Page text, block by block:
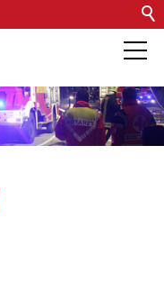
Barrierefreiheit